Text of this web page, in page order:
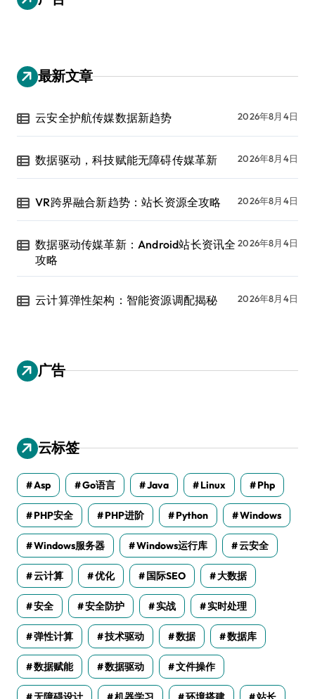
最新文章
云安全护航传媒数据新趋势 2026年8月4日
数据驱动，科技赋能无障碍传媒革新 2026年8月4日
VR跨界融合新趋势：站长资源全攻略 2026年8月4日
数据驱动传媒革新：Android站长资讯全
攻略
2026年8月4日
云计算弹性架构：智能资源调配揭秘 2026年8月4日
广告
云标签
Asp Go语言 Java Linux Php
PHP安全 PHP进阶 Python Windows
Windows服务器 Windows运行库 云安全
云计算 优化 国际SEO 大数据
安全 安全防护 实战 实时处理
弹性计算 技术驱动 数据 数据库
数据赋能 数据驱动 文件操作